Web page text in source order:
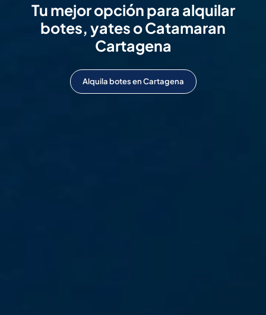
Tu mejor opción para alquilar
botes, yates o Catamaran
Cartagena
Alquila botes en Cartagena